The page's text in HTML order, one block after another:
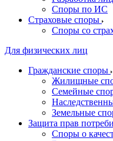
Споры по ИС
Страховые споры
Споры со
Для физических лиц
Гражданские споры
Жилищные
Семейные
Земельные
Защита прав
Споры о